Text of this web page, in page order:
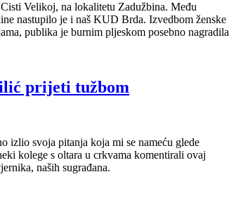
Velikoj, na lokalitetu Zadužbina. Među
nastupilo je i naš KUD Brda. Izvedbom ženske
publika je burnim pljeskom posebno nagradila
prijeti tužbom
izlio svoja pitanja koja mi se nameću glede
kolege s oltara u crkvama komentirali ovaj
naših sugrađana.